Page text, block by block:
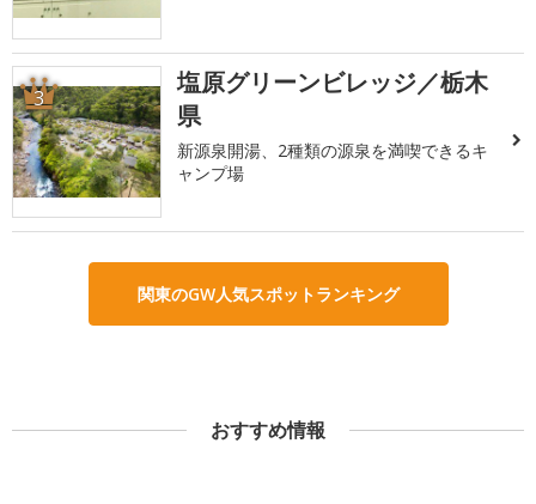
3
塩原グリーンビレッジ／栃木
県
新源泉開湯、2種類の源泉を満喫できるキ
ャンプ場
関東のGW人気スポットランキング
おすすめ情報